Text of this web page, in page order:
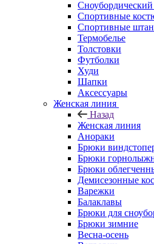
Спортивные
Спортивные
Термобелье
Толстовки
Футболки
Худи
Шапки
Аксессуары
Женская линия
Назад
Женская линия
Анораки
Брюки
Брюки
Брюки
Демисезонные
Варежки
Балаклавы
Брюки для
Брюки зимние
Весна-осень